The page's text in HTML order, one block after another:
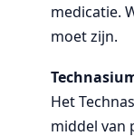
medicatie.
moet zijn.
Het
middel van